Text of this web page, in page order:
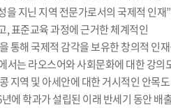
을 지닌 지역 전문가로서의 국제적 인재
, 표준교육 과정에 근거한 체계적인
통해 국제적 감각을 보유한 창의적 인
서는 라오스어와 사회문화에 대한 강의
지역 및 아세안에 대한 거시적인 안목도
에 학과가 설립된 이래 반세기 동안 배